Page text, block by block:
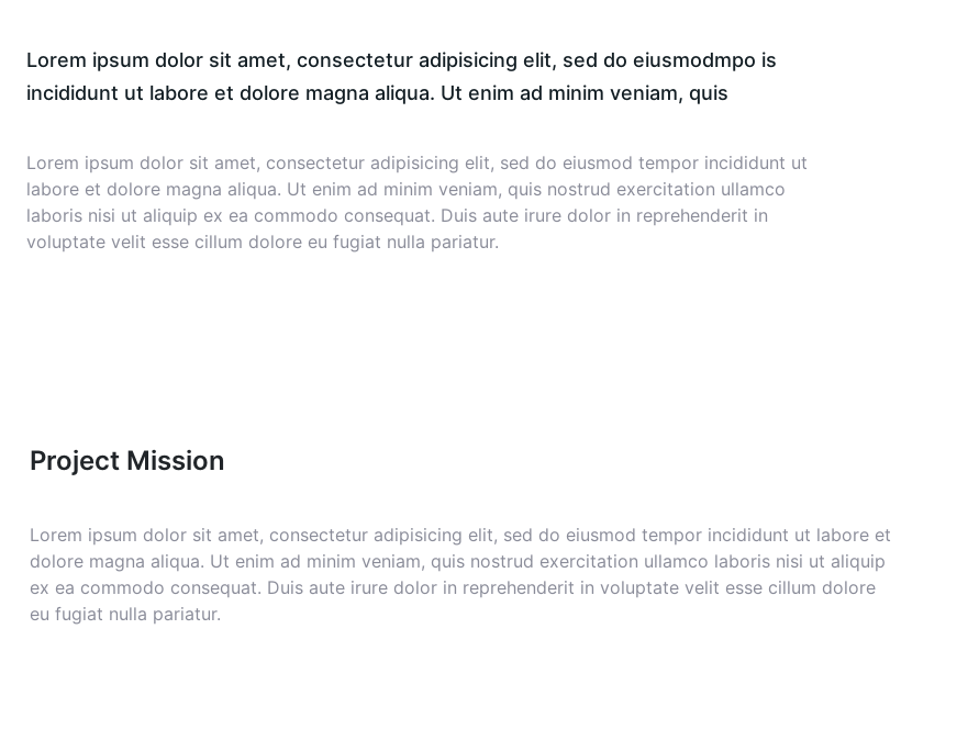
Lorem ipsum dolor sit amet, consectetur adipisicing elit, sed do eiusmodmpo is
incididunt ut labore et dolore magna aliqua. Ut enim ad minim veniam, quis
Lorem ipsum dolor sit amet, consectetur adipisicing elit, sed do eiusmod tempor incididunt ut
labore et dolore magna aliqua. Ut enim ad minim veniam, quis nostrud exercitation ullamco
laboris nisi ut aliquip ex ea commodo consequat. Duis aute irure dolor in reprehenderit in
voluptate velit esse cillum dolore eu fugiat nulla pariatur.
Project Mission
Lorem ipsum dolor sit amet, consectetur adipisicing elit, sed do eiusmod tempor incididunt ut labore et
dolore magna aliqua. Ut enim ad minim veniam, quis nostrud exercitation ullamco laboris nisi ut aliquip
ex ea commodo consequat. Duis aute irure dolor in reprehenderit in voluptate velit esse cillum dolore
eu fugiat nulla pariatur.